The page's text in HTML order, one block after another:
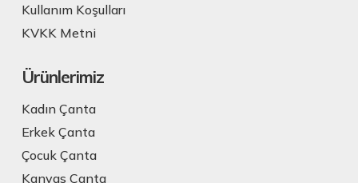
Kullanım Koşulları
KVKK Metni
Ürünlerimiz
Kadın Çanta
Erkek Çanta
Çocuk Çanta
Kanvas Çanta